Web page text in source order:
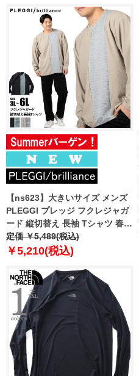
【ns623】大きいサイズ メンズ
PLEGGI プレッジ フクレジャガ
ード 縦切替え 長袖 Tシャツ 春夏
新作 66-13198-2 【fre】
定価 ￥5,489(税込)
￥5,210(税込)